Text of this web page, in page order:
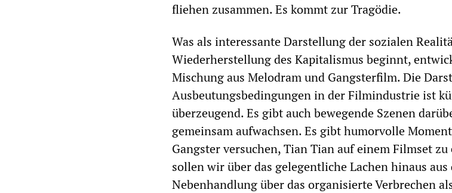
fliehen zusammen. Es kommt zur Tragödie.
Was als interessante Darstellung der sozialen
Wiederherstellung des Kapitalismus beginnt,
Mischung aus Melodram und Gangsterfilm. Die
Ausbeutungsbedingungen in der Filmindustrie ist
überzeugend. Es gibt auch bewegende Szenen
gemeinsam aufwachsen. Es gibt humorvolle
Gangster versuchen, Tian Tian auf einem Filmset
sollen wir über das gelegentliche Lachen hinaus aus
Nebenhandlung über das organisierte Verbrechen